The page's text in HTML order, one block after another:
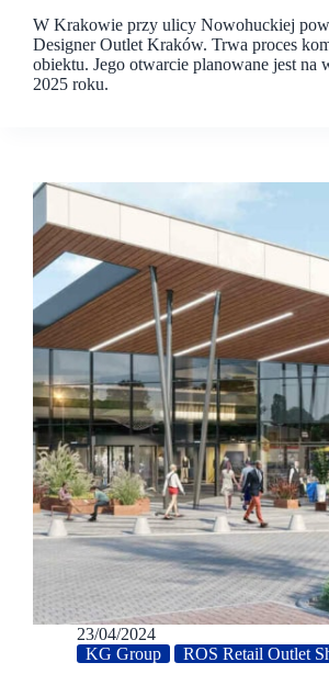
W Krakowie przy ulicy Nowohuckiej
Designer Outlet Kraków. Trwa proces
obiektu. Jego otwarcie planowane jest na
2025 roku.
23/04/2024
KG Group
ROS Retail Outlet